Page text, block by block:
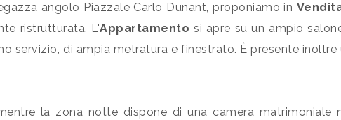
angolo Piazzale Carlo Dunant, proponiamo in
ristrutturata. L'Appartamento si apre su un ampio
servizio, di ampia metratura e finestrato. È presente
la zona notte dispone di una camera